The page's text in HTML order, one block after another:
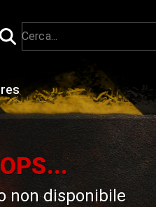
non disponibile